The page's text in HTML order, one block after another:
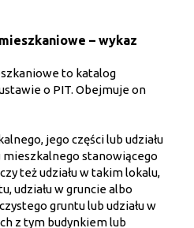
– wykaz
to katalog
o PIT. Obejmuje on
jego części lub udziału
mieszkalnego stanowiącego
też udziału w takim lokalu,
udziału w gruncie albo
gruntu lub udziału w
z tym budynkiem lub